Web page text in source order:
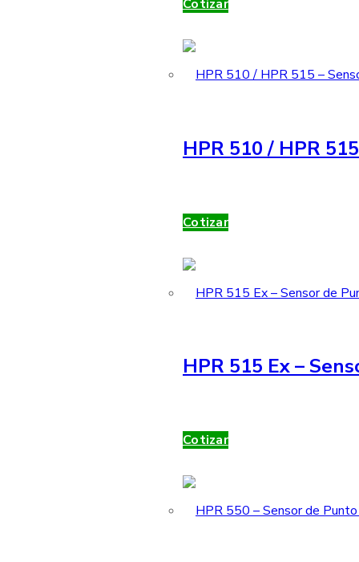
Cotizar
HPR 510 / HPR
Cotizar
HPR 515 Ex –
Cotizar